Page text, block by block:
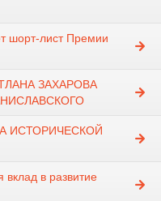
шорт-лист Премии
ЗАХАРОВА
ИСТОРИЧЕСКОЙ
в развитие